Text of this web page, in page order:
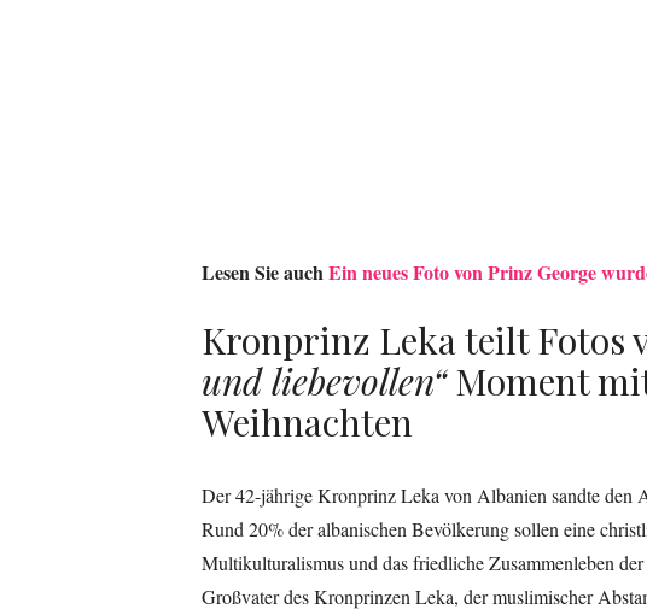
Lesen Sie auchEin neues Foto von Prinz George
Kronprinz Leka teilt Fotos
und liebevollen“Moment
Weihnachten
Der 42-jährige Kronprinz Leka von Albanien sandte den
Rund 20% der albanischen Bevölkerung sollen eine
Multikulturalismus und das friedliche Zusammenleben
Großvater des Kronprinzen Leka, der muslimischer